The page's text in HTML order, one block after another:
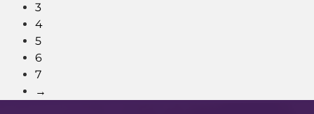
3
4
5
6
7
→